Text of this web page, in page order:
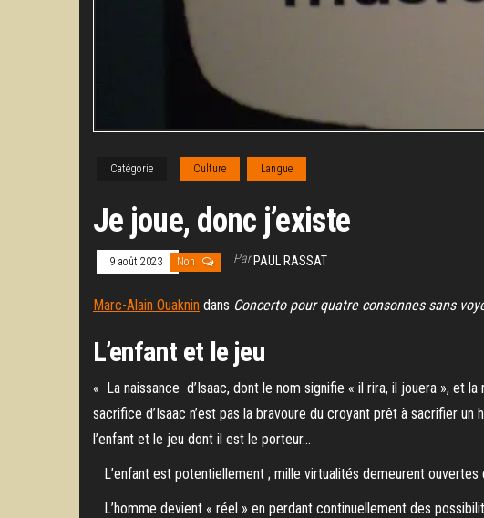
Catégorie Culture Langue
Je joue, donc j’existe
9 août 2023 Non ParPAUL RASSAT
Marc-Alain Ouaknin dans Concerto pour quatre consonnes sans
L’enfant et le jeu
« La naissance d’Isaac, dont le nom signifie « il rira, il jouera », et
sacrifice d’Isaac n’est pas la bravoure du croyant prêt à sacrifier
l’enfant et le jeu dont il est le porteur…
L’enfant est potentiellement ; mille virtualités demeurent
L’homme devient « réel » en perdant continuellement des